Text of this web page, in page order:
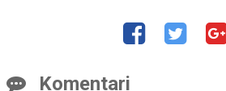
Komentari